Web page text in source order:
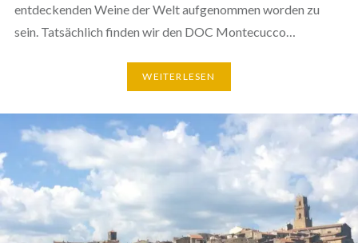
entdeckenden Weine der Welt aufgenommen worden zu
sein. Tatsächlich finden wir den DOC Montecucco…
WEITERLESEN